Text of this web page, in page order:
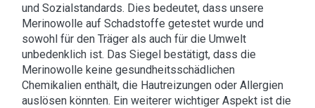
und Sozialstandards. Dies bedeutet, dass unsere
Merinowolle auf Schadstoffe getestet wurde und
sowohl für den Träger als auch für die Umwelt
unbedenklich ist. Das Siegel bestätigt, dass die
Merinowolle keine gesundheitsschädlichen
Chemikalien enthält, die Hautreizungen oder Allergien
auslösen könnten. Ein weiterer wichtiger Aspekt ist die